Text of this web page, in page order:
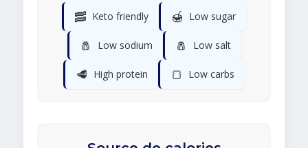
🥓 Keto friendly 🍯 Low sugar
🧂 Low sodium 🧂 Low salt
🥩 High protein 🍞 Low carbs